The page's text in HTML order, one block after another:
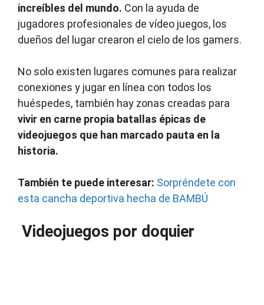
increíbles del mundo. Con la ayuda de
jugadores profesionales de vídeo juegos, los
dueños del lugar crearon el cielo de los gamers.
No solo existen lugares comunes para realizar
conexiones y jugar en línea con todos los
huéspedes, también hay zonas creadas para
vivir en carne propia batallas épicas de
videojuegos que han marcado pauta en la
historia.
También te puede interesar: Sorpréndete con
esta cancha deportiva hecha de BAMBÚ
Videojuegos por doquier